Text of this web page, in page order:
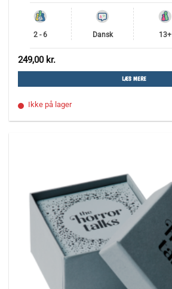
2 - 6 Dansk 13+
249,00 kr.
LÆS MERE
Ikke på lager